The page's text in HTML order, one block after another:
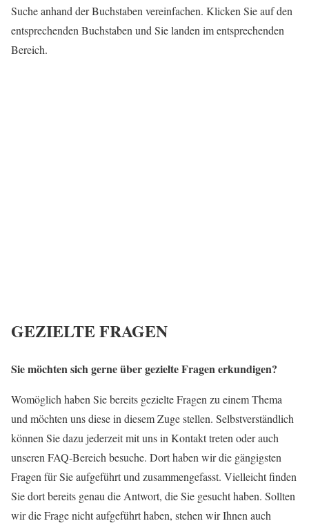
Suche anhand der Buchstaben vereinfachen. Klicken Sie auf den
entsprechenden Buchstaben und Sie landen im entsprechenden
Bereich.
GEZIELTE FRAGEN
Sie möchten sich gerne über gezielte Fragen erkundigen?
Womöglich haben Sie bereits gezielte Fragen zu einem Thema
und möchten uns diese in diesem Zuge stellen. Selbstverständlich
können Sie dazu jederzeit mit uns in Kontakt treten oder auch
unseren FAQ-Bereich besuche. Dort haben wir die gängigsten
Fragen für Sie aufgeführt und zusammengefasst. Vielleicht finden
Sie dort bereits genau die Antwort, die Sie gesucht haben. Sollten
wir die Frage nicht aufgeführt haben, stehen wir Ihnen auch